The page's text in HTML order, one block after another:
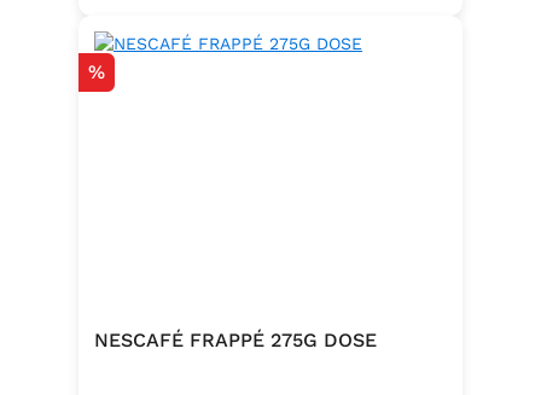
Discount
%
NESCAFÉ FRAPPÉ 275G DOSE